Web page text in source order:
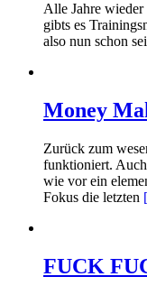
Alle Jahre
gibts es
also nun schon
Money
Zurück zum
funktioniert.
wie vor ein
Fokus die letzten
FUCK